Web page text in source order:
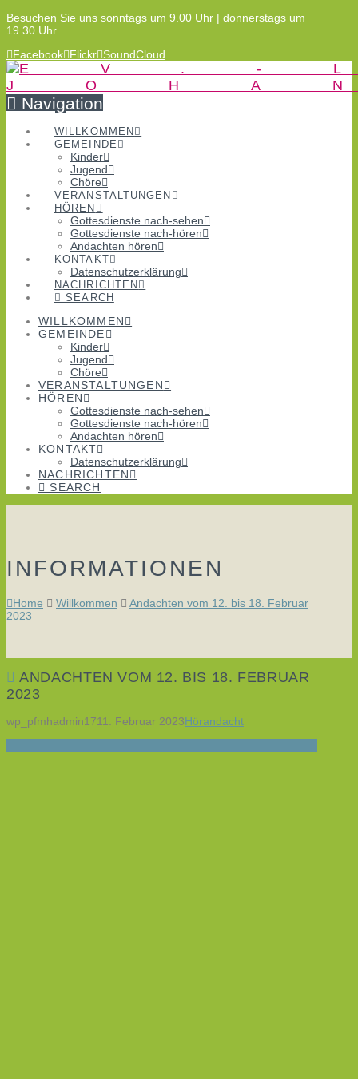
Besuchen Sie uns sonntags um 9.00 Uhr | donnerstags um
19.30 Uhr
Facebook Flickr SoundCloud
Navigation
WILLKOMMEN
GEMEINDE
Kinder
Jugend
Chöre
VERANSTALTUNGEN
HÖREN
Gottesdienste nach-sehen
Gottesdienste nach-hören
Andachten hören
KONTAKT
Datenschutzerklärung
NACHRICHTEN
SEARCH
WILLKOMMEN
GEMEINDE
Kinder
Jugend
Chöre
VERANSTALTUNGEN
HÖREN
Gottesdienste nach-sehen
Gottesdienste nach-hören
Andachten hören
KONTAKT
Datenschutzerklärung
NACHRICHTEN
SEARCH
INFORMATIONEN
Home Willkommen
Andachten vom 12. bis 18. Februar
2023
ANDACHTEN VOM 12. BIS 18. FEBRUAR
2023
wp_pfmhadmin1711. Februar 2023Hörandacht